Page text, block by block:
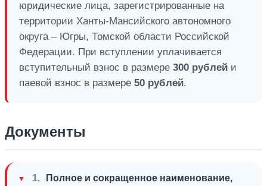
юридические лица, зарегистрированные на
территории Ханты-Мансийского автономного
округа – Югры, Томской области Российской
Федерации. При вступлении уплачивается
вступительный взнос в размере 300 рублей и
паевой взнос в размере 50 рублей.
Документы
1.
Полное и сокращенное наименование,